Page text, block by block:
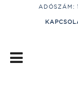
ADÓSZÁM: